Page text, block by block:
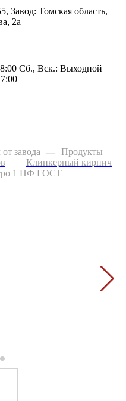
Завод: Томская область,
2а
Сб., Вск.: Выходной
завода — Продукты
— Клинкерный кирпич
1 НФ ГОСТ